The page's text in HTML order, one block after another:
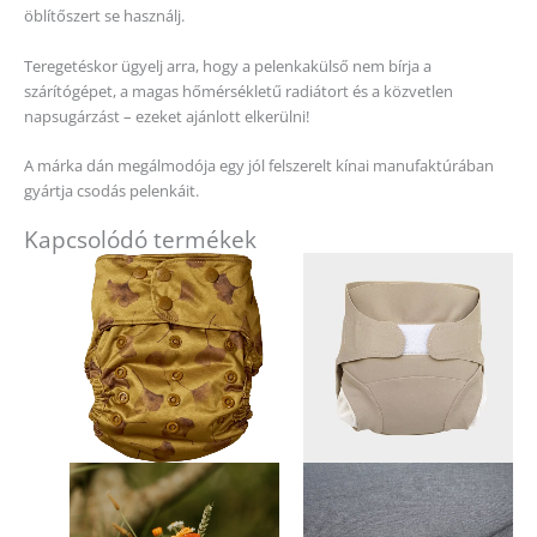
öblítőszert se használj.
Teregetéskor ügyelj arra, hogy a pelenkakülső nem bírja a
szárítógépet, a magas hőmérsékletű radiátort és a közvetlen
napsugárzást – ezeket ajánlott elkerülni!
A márka dán megálmodója egy jól felszerelt kínai manufaktúrában
gyártja csodás pelenkáit.
Kapcsolódó termékek
a
terméknek
több
variációja
van.
a